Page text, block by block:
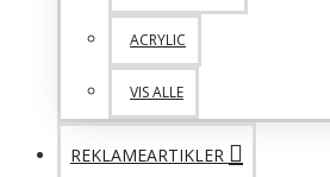
ACRYLIC
VIS ALLE
REKLAMEARTIKLER